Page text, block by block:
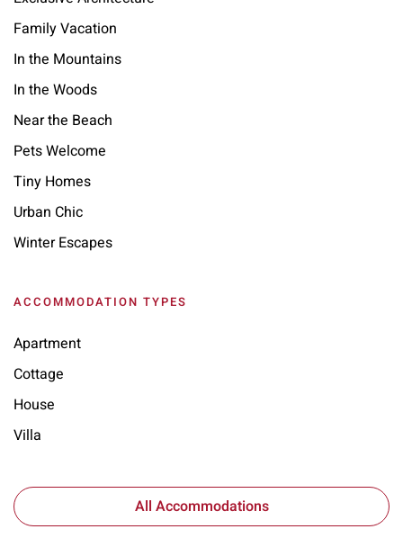
Family Vacation
In the Mountains
In the Woods
Near the Beach
Pets Welcome
Tiny Homes
Urban Chic
Winter Escapes
ACCOMMODATION TYPES
Apartment
Cottage
House
Villa
All Accommodations